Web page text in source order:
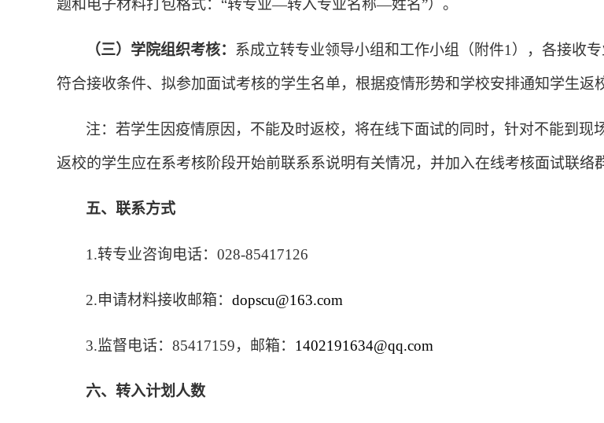
题和电子材料打包格式：“转专业—转入专业名称—姓名”）。
（三）学院组织考核： 系成立转专业领导小组和工作小组（附件1 ），各接收
符合接收条件、拟参加面试考核的学生名单，根据疫情形势和学校安排通知学生返
注：若学生因疫情原因，不能及时返校，将在线下面试的同时，针对不能到现
返校的学生应在系考核阶段开始前联系系说明有关情况，并加入在线考核面试联络
五、联系方式
1.转专业咨询电话： 028-85417126
2.申请材料接收邮箱： dopscu@163.com
3.监督电话： 85417159，邮箱： 1402191634@qq.com
六、转入计划人数